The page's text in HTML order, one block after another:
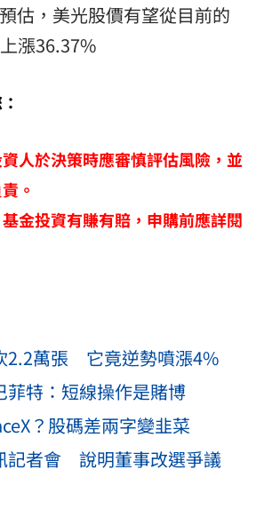
估，美光股價有望從目前的
漲36.37%
人於決策時應審慎評估風險，並
。
金投資有賺有賠，申購前應詳閱
2.2萬張 它竟逆勢噴漲4%
菲特：短線操作是賭博
？股碼差兩字變韭菜
記者會 說明董事改選爭議